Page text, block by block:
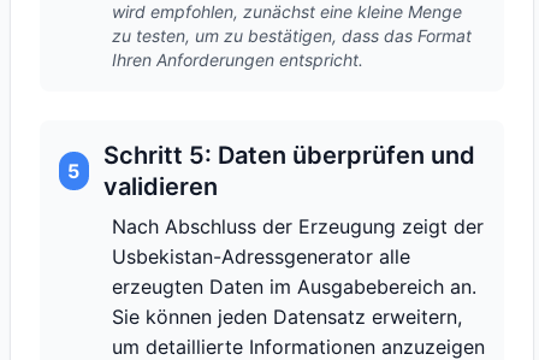
wird empfohlen, zunächst eine kleine Menge
zu testen, um zu bestätigen, dass das Format
Ihren Anforderungen entspricht.
5
Schritt 5: Daten überprüfen und
validieren
Nach Abschluss der Erzeugung zeigt der
Usbekistan-Adressgenerator alle
erzeugten Daten im Ausgabebereich an.
Sie können jeden Datensatz erweitern,
um detaillierte Informationen anzuzeigen